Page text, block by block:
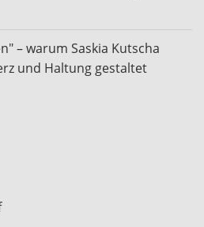
– warum Saskia Kutscha
und Haltung gestaltet